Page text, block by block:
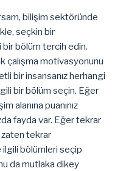
bilişim sektöründe
seçkin bir
bir bölüm tercih edin.
çalışma motivasyonunu
bir insansanız herhangi
bir bölüm seçin. Eğer
alanına puanınız
fayda var. Eğer tekrar
zaten tekrar
ilgili bölümleri seçip
da mutlaka dikey